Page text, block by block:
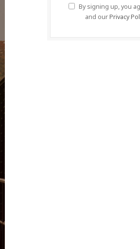
By signing up, you
and ourPrivacy